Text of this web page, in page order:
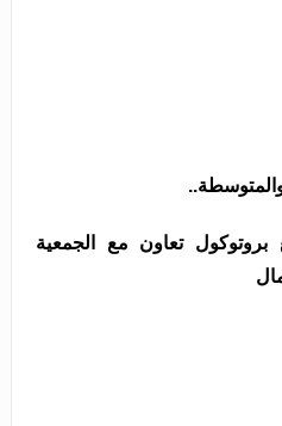
بروتوكول تعاون مع الجمعية